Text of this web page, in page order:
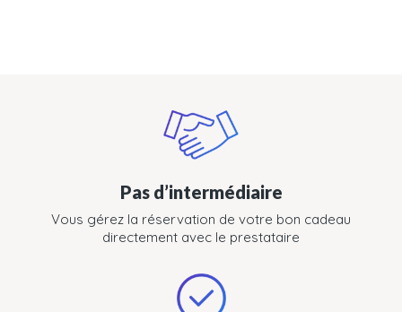
Pas d’intermédiaire
Vous gérez la réservation de votre bon cadeau
directement avec le prestataire